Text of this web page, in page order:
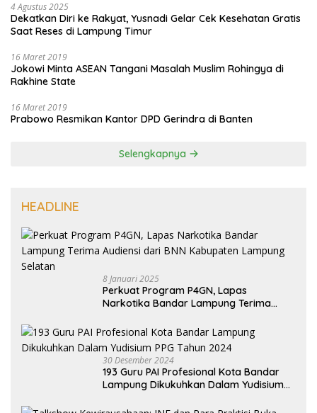
4 Agustus 2025
Dekatkan Diri ke Rakyat, Yusnadi Gelar Cek Kesehatan Gratis
Saat Reses di Lampung Timur
16 Maret 2019
Jokowi Minta ASEAN Tangani Masalah Muslim Rohingya di
Rakhine State
16 Maret 2019
Prabowo Resmikan Kantor DPD Gerindra di Banten
Selengkapnya
HEADLINE
8 Januari 2025
Perkuat Program P4GN, Lapas
Narkotika Bandar Lampung Terima
Selatan
30 Desember 2024
193 Guru PAI Profesional Kota Bandar
Lampung Dikukuhkan Dalam Yudisium